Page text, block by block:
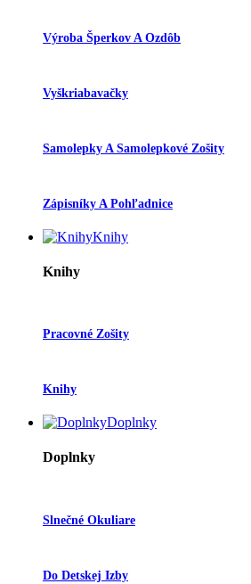
Výroba Šperkov A Ozdôb
Vyškriabavačky
Samolepky A Samolepkové Zošity
Zápisníky A Pohľadnice
Knihy
Knihy
Pracovné Zošity
Knihy
Doplnky
Doplnky
Slnečné Okuliare
Do Detskej Izby